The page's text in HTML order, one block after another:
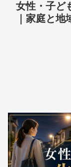
女性・子ど
｜家庭と